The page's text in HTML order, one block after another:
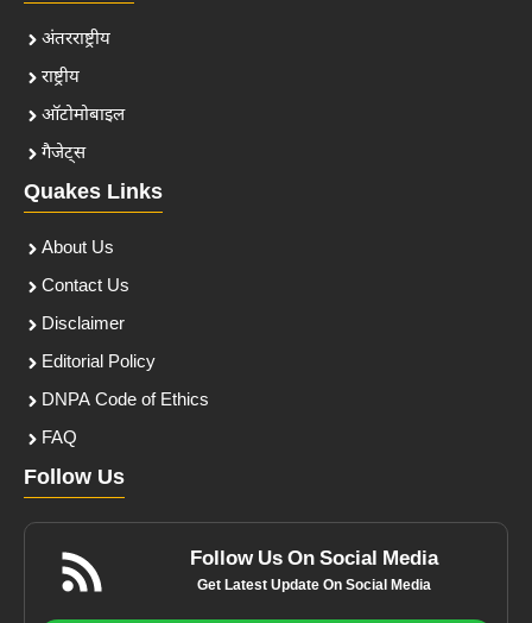
अंतरराष्ट्रीय
राष्ट्रीय
ऑटोमोबाइल
गैजेट्स
Quakes Links
About Us
Contact Us
Disclaimer
Editorial Policy
DNPA Code of Ethics
FAQ
Follow Us
Follow Us On Social Media
Get Latest Update On Social Media